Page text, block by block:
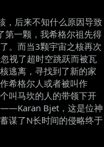
，后来不知什么原因导致
第一颗，我希格尔祖先得
。而当3颗宇宙之核再次
视了超时空跳跃而被瓦
逃离，寻找到了新的家
希格尔人或者被叫作
叫马坎的人的带领下开
——Karan Bjet，这是位神
谋了N长时间的侵略终于